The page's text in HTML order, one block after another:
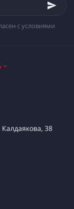
с условиями
38